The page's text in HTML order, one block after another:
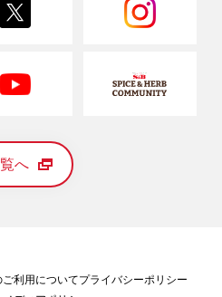
へ
利用についてプライバシーポリシー